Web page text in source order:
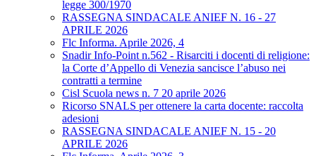
legge 300/1970
RASSEGNA SINDACALE ANIEF N. 16 - 27
APRILE 2026
Flc Informa. Aprile 2026, 4
Snadir Info-Point n.562 - Risarciti i docenti di religione:
la Corte d’Appello di Venezia sancisce l’abuso nei
contratti a termine
Cisl Scuola news n. 7 20 aprile 2026
Ricorso SNALS per ottenere la carta docente: raccolta
adesioni
RASSEGNA SINDACALE ANIEF N. 15 - 20
APRILE 2026